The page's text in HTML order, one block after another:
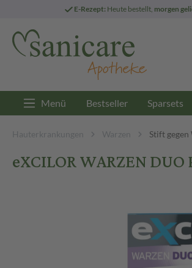
E-Rezept: Heute bestellt, morgen
Menü Bestseller Sparsets
Hauterkrankungen Warzen Stift gegen
eXCILOR WARZEN